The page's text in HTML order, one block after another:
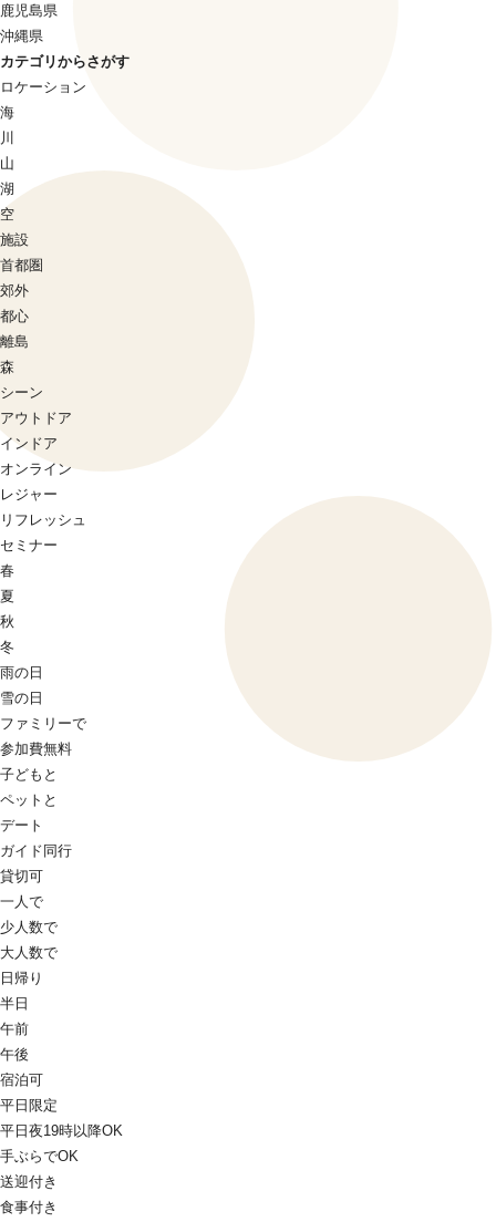
鹿児島県
沖縄県
カテゴリからさがす
ロケーション
海
川
山
湖
空
施設
首都圏
郊外
都心
離島
森
シーン
アウトドア
インドア
オンライン
レジャー
リフレッシュ
セミナー
春
夏
秋
冬
雨の日
雪の日
ファミリーで
参加費無料
子どもと
ペットと
デート
ガイド同行
貸切可
一人で
少人数で
大人数で
日帰り
半日
午前
午後
宿泊可
平日限定
平日夜19時以降OK
手ぶらでOK
送迎付き
食事付き